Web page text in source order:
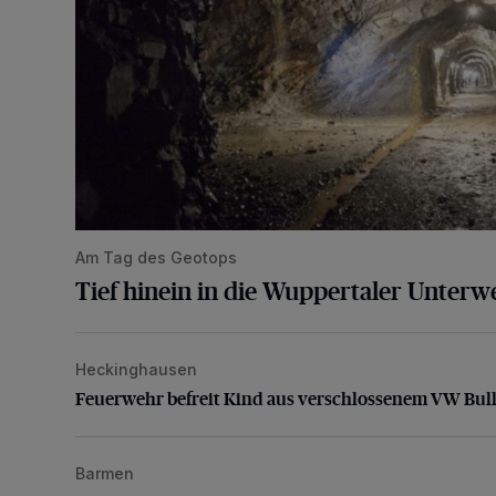
Am Tag des Geotops
Tief hinein in die Wuppertaler
Feuerwehr befreit Kind aus verschlossenem VW Bulli
Heckinghausen
Feuerwehr befreit Kind aus verschlossenem VW
Neuer Projekteigner am Heubruch
Barmen